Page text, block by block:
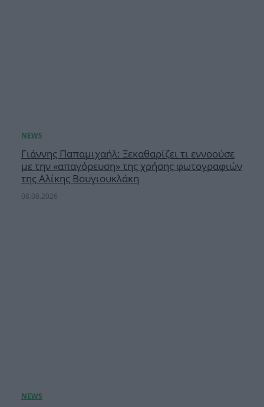
Γιάννης Παπαμιχαήλ: Ξεκαθαρίζει τι εννοούσε
με την «απαγόρευση» της χρήσης φωτογραφιών
της Αλίκης Βουγιουκλάκη
08.08.2026